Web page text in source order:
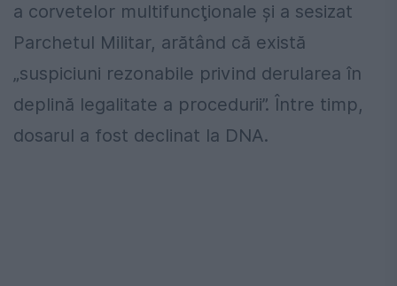
a corvetelor multifuncţionale și a sesizat
Parchetul Militar, arătând că există
„suspiciuni rezonabile privind derularea în
deplină legalitate a procedurii”. Între timp,
dosarul a fost declinat la DNA.